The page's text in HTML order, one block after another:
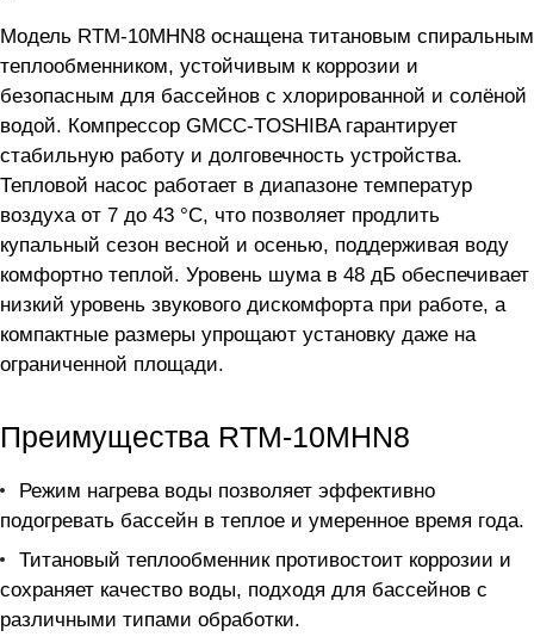
Модель RTM-10MHN8 оснащена титановым спиральным
теплообменником, устойчивым к коррозии и
безопасным для бассейнов с хлорированной и солёной
водой. Компрессор GMCC-TOSHIBA гарантирует
стабильную работу и долговечность устройства.
Тепловой насос работает в диапазоне температур
воздуха от 7 до 43 °C, что позволяет продлить
купальный сезон весной и осенью, поддерживая воду
комфортно теплой. Уровень шума в 48 дБ обеспечивает
низкий уровень звукового дискомфорта при работе, а
компактные размеры упрощают установку даже на
ограниченной площади.
Преимущества RTM-10MHN8
Режим нагрева воды позволяет эффективно
подогревать бассейн в теплое и умеренное время года.
Титановый теплообменник противостоит коррозии и
сохраняет качество воды, подходя для бассейнов с
различными типами обработки.